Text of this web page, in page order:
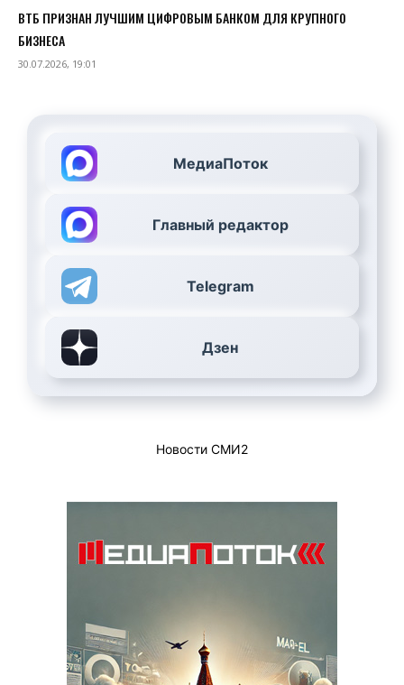
ВТБ ПРИЗНАН ЛУЧШИМ ЦИФРОВЫМ БАНКОМ ДЛЯ КРУПНОГО
БИЗНЕСА
30.07.2026, 19:01
МедиаПоток
Главный редактор
Telegram
Дзен
Новости СМИ2